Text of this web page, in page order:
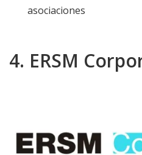
asociaciones
4. ERSM